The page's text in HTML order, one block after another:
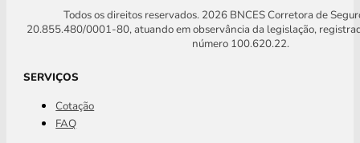
Todos os direitos reservados. 2026 BNCES Corretora de
20.855.480/0001-80, atuando em observância da legislação,
número 100.620.22.
SERVIÇOS
Cotação
FAQ